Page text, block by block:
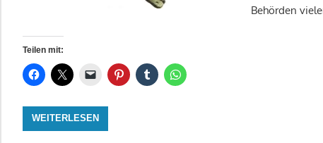
Behörden
Teilen mit:
WEITERLESEN